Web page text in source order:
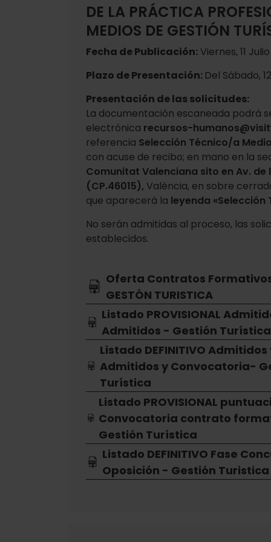
DE LA PRÁCTICA
MEDIOS DE GESTIÓN
Fecha de Publicación: Viernes, 11
Plazo de Presentación: Del Sábado,
Presentación de las solicitudes:
La documentación escaneada podrá
electrónica recursos-
referencia Selección Técnico/a
con acuse de recibo; en mano en la
Comunitat Valenciana sito en Av. de
(CP.46015), València, en sobre
que aparecerá la leyenda
No serán admitidas al proceso, las
establecidos.
Oferta Contratos
GESTÓN TURISTICA
Listado PROVISIONAL
Admitidos - Gestión Turística
Listado DEFINITIVO Admitidos
Admitidos y Convocatoria-
Turística
Listado PROVISIONAL
Convocatoria contrato
Gestión Turística
Listado DEFINITIVO Fase
Oposición - Gestión Turistica